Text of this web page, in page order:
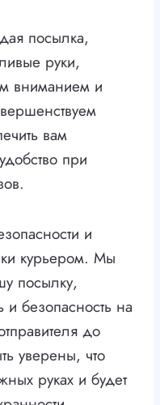
посылка,
руки,
вниманием и
вам
при
и
курьером. Мы
посылку,
и безопасность на
до
уверены, что
руках и будет